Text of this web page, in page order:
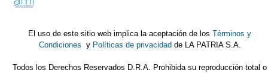
El uso de este sitio web implica la aceptación de losTérminos y
Condiciones y Políticas de privacidad de LA PATRIA S.A.
Todos los Derechos Reservados D.R.A. Prohibida su reproducción total o